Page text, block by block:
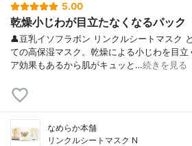
5.00
乾燥小じわが目立たなくなるパック
👤豆乳イソフラボン リンクルシートマスク
ての高保湿マスク。乾燥による小じわを目
ア効果もあるから肌がキュッと…続きを見る
なめらか本舗
リンクルシートマスク N